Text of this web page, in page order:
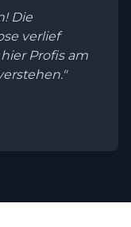
Die
verlief
Profis am